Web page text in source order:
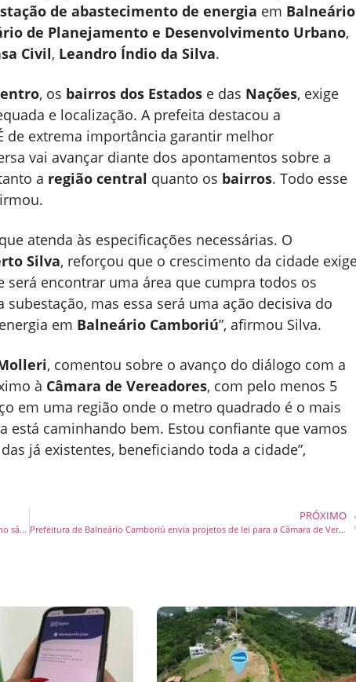
de abastecimento de energia em Balneário
de Planejamento e Desenvolvimento Urbano,
Civil, Leandro Índio da Silva.
, os bairros dos Estados e das Nações, exige
e localização. A prefeita destacou a
de extrema importância garantir melhor
vai avançar diante dos apontamentos sobre a
a região central quanto os bairros. Todo esse
que atenda às especificações necessárias. O
Silva, reforçou que o crescimento da cidade
será encontrar uma área que cumpra todos os
subestação, mas essa será uma ação decisiva do
em Balneário Camboriú”, afirmou Silva.
, comentou sobre o avanço do diálogo com a
à Câmara de Vereadores, com pelo menos 5
em uma região onde o metro quadrado é o mais
está caminhando bem. Estou confiante que vamos
já existentes, beneficiando toda a cidade”,
Centro de Especialidades Odontológicas realizará mutirão de cirurgias no sábado
PRÓXIMO
Prefeitura de Balneário Camboriú envia projetos de lei para a Câmara de Vereadores